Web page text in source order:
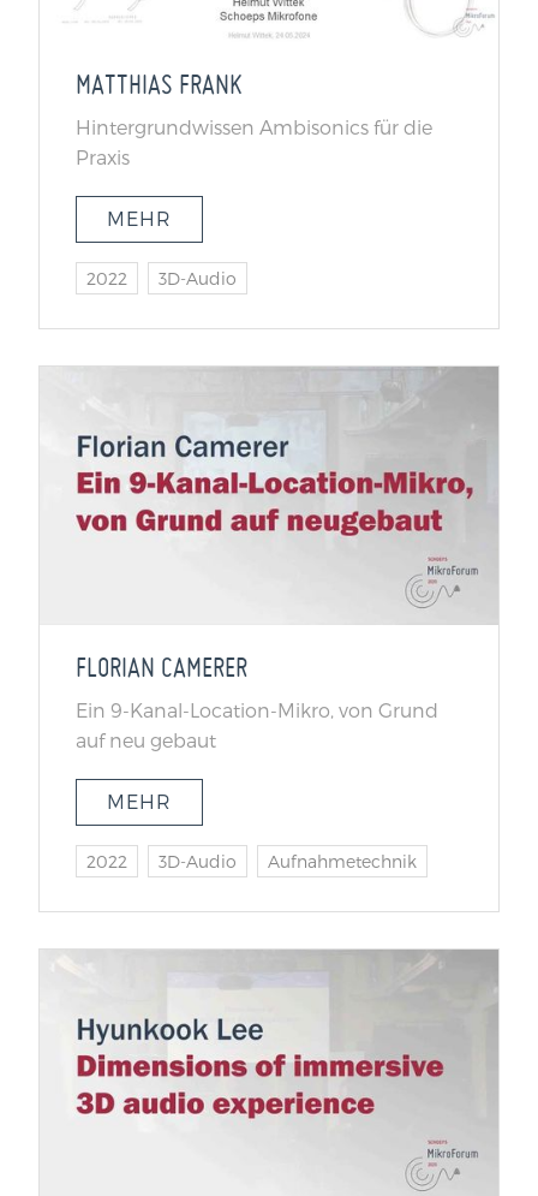
MATTHIAS FRANK
Hintergrundwissen Ambisonics für die
Praxis
MEHR
2022 3D-Audio
FLORIAN CAMERER
Ein 9-Kanal-Location-Mikro, von Grund
auf neu gebaut
MEHR
2022 3D-Audio Aufnahmetechnik